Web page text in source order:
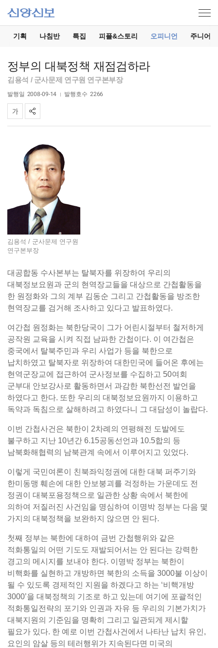
기획 나침반 특집 피플&스토리 오피니언 주니어
정부의 대북정책 재점검하라
김용석 / 군사문제 연구원 연구본부장
발행일 2008-09-14 발행호수 2266
김용석 / 군사문제 연구원
연구본부장
대공합동 수사본부는 탈북자를 위장하여 우리의
대북정보요원과 군의 현역장교들을 대상으로 간첩활동을
한 원정화와 그의 계부 김동순 그리고 간첩활동을 방조한
현역장교를 검거해 조사하고 있다고 발표하였다.
여간첩 원정화는 북한당국이 그가 어린시절부터 철저하게
공작원 교육을 시켜 직접 남파한 간첩이다. 이 여간첩은
중국에서 탈북주민과 우리 사업가 등을 북한으로
납치하였고 탈북자로 위장하여 대한민국에 들어온 후에는
현역군장교에 접근하여 군사정보를 수집하고 50여회
군부대 안보강사로 활동하면서 과감한 북한선전 발언을
하였다고 한다. 또한 우리의 대북정보요원까지 이용하고
독약과 독침으로 살해하려고 하였다니 그 대담성이 놀랍다.
이번 간첩사건은 북한이 2차례의 연평해전 도발에도
불구하고 지난 10년간 6.15공동선언과 10.5합의 등
남북화해협력의 남북관계 속에서 이루어지고 있었다.
이렇게 국민여론이 친북좌익정권에 대한 대북 퍼주기와
한미동맹 훼손에 대한 안보붕괴를 걱정하는 가운데도 전
정권이 대북포용정책으로 일관한 상황 속에서 북한에
의하여 저질러진 사건임을 명심하여 이명박 정부는 다음 몇
가지의 대북정책을 보완하지 않으면 안 된다.
첫째 정부는 북한에 대하여 금번 간첩행위와 같은
적화통일의 어떤 기도도 재발되어서는 안 된다는 강력한
경고의 메시지를 보내야 한다. 이명박 정부는 북한이
비핵화를 실현하고 개방하면 북한의 소득을 3000불 이상이
될 수 있도록 경제적인 지원을 하겠다고 하는 ‘비핵개방
3000’을 대북정책의 기조로 하고 있는데 여기에 포괄적인
적화통일전략의 포기와 인권과 자유 등 우리의 기본가치가
대북지원의 기준임을 명확히 그리고 일관되게 제시할
필요가 있다. 한 예로 이번 간첩사건에서 나타난 납치 유인,
요인의 암살 등의 테러행위가 지속된다면 미국의